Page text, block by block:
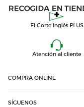
El Corte Inglés PLUS
Atención al cliente
COMPRA ONLINE
SÍGUENOS